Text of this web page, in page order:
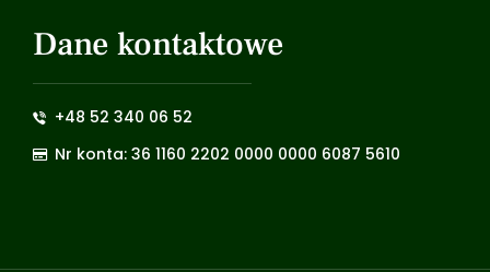
Dane kontaktowe
+48 52 340 06 52
Nr konta: 36 1160 2202 0000 0000 6087 5610